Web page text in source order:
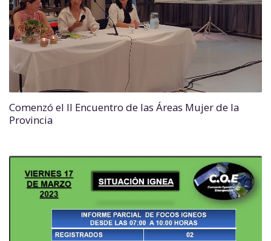
Comenzó el II Encuentro de las Áreas Mujer de la
Provincia